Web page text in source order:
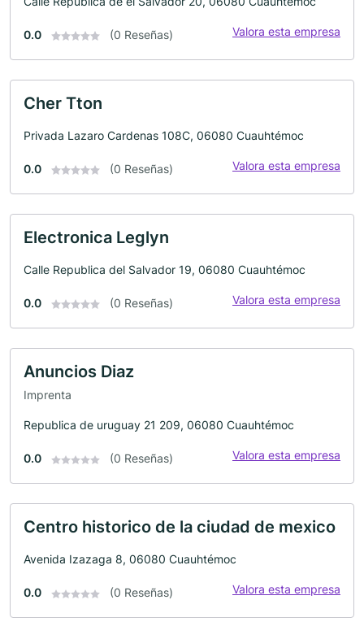
0.0 (0 Reseñas) Valora esta empresa
Cher Tton
Privada Lazaro Cardenas 108C, 06080 Cuauhtémoc
0.0 (0 Reseñas) Valora esta empresa
Electronica Leglyn
Calle Republica del Salvador 19, 06080 Cuauhtémoc
0.0 (0 Reseñas) Valora esta empresa
Anuncios Diaz
Imprenta
Republica de uruguay 21 209, 06080 Cuauhtémoc
0.0 (0 Reseñas) Valora esta empresa
Centro historico de la ciudad de mexico
Avenida Izazaga 8, 06080 Cuauhtémoc
0.0 (0 Reseñas) Valora esta empresa